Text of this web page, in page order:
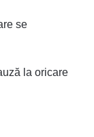
se
la oricare